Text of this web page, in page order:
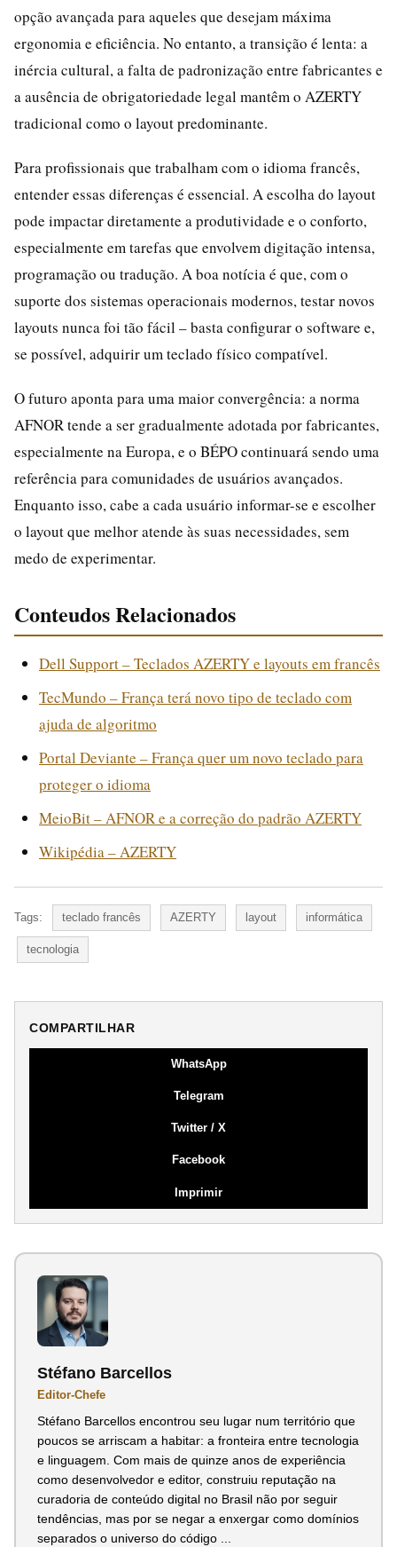
opção avançada para aqueles que desejam máxima
ergonomia e eficiência. No entanto, a transição é lenta: a
inércia cultural, a falta de padronização entre fabricantes e
a ausência de obrigatoriedade legal mantêm o AZERTY
tradicional como o layout predominante.
Para profissionais que trabalham com o idioma francês,
entender essas diferenças é essencial. A escolha do layout
pode impactar diretamente a produtividade e o conforto,
especialmente em tarefas que envolvem digitação intensa,
programação ou tradução. A boa notícia é que, com o
suporte dos sistemas operacionais modernos, testar novos
layouts nunca foi tão fácil – basta configurar o software e,
se possível, adquirir um teclado físico compatível.
O futuro aponta para uma maior convergência: a norma
AFNOR tende a ser gradualmente adotada por fabricantes,
especialmente na Europa, e o BÉPO continuará sendo uma
referência para comunidades de usuários avançados.
Enquanto isso, cabe a cada usuário informar-se e escolher
o layout que melhor atende às suas necessidades, sem
medo de experimentar.
Conteudos Relacionados
Dell Support – Teclados AZERTY e layouts em francês
TecMundo – França terá novo tipo de teclado com
ajuda de algoritmo
Portal Deviante – França quer um novo teclado para
proteger o idioma
MeioBit – AFNOR e a correção do padrão AZERTY
Wikipédia – AZERTY
Tags: teclado francês AZERTY layout informática
tecnologia
COMPARTILHAR
WhatsApp
Telegram
Twitter / X
Facebook
Imprimir
Stéfano Barcellos
Editor-Chefe
Stéfano Barcellos encontrou seu lugar num território que
poucos se arriscam a habitar: a fronteira entre tecnologia
e linguagem. Com mais de quinze anos de experiência
como desenvolvedor e editor, construiu reputação na
curadoria de conteúdo digital no Brasil não por seguir
tendências, mas por se negar a enxergar como domínios
separados o universo do código ...